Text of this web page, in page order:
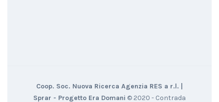
Coop. Soc. Nuova Ricerca Agenzia RES a r.l. |
Sprar - Progetto Era Domani © 2020 - Contrada